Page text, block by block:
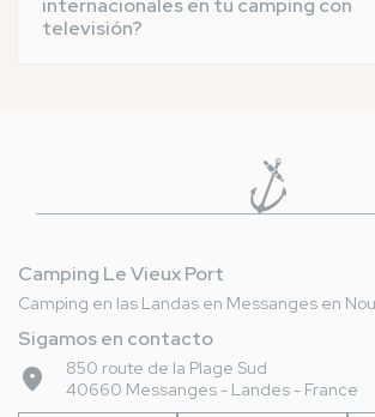
depósito de 50 euros que deberá
internacionales en tu camping con
televisión?
Camping Le Vieux Port
Camping en las Landas en Messanges en
Sigamos en contacto
place
850 route de la Plage Sud
40660 Messanges - Landes - France